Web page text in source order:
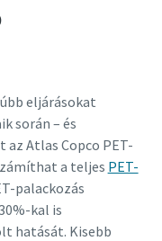
eljárásokat
során – és
Atlas Copco PET-
a teljes PET-
palackozás
kal is
hatását. Kisebb